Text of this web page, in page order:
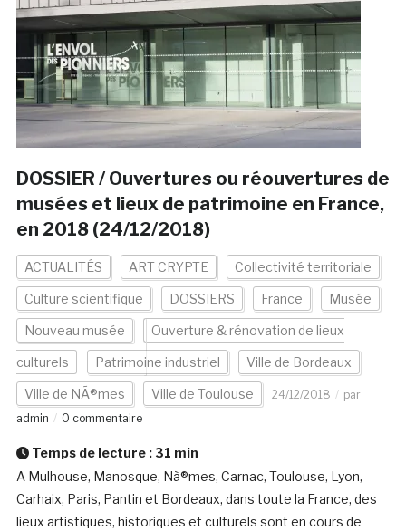
DOSSIER / Ouvertures ou réouvertures de
musées et lieux de patrimoine en France,
en 2018 (24/12/2018)
ACTUALITÉS ART CRYPTE Collectivité territoriale
Culture scientifique DOSSIERS France Musée
Nouveau musée Ouverture & rénovation de lieux
culturels Patrimoine industriel Ville de Bordeaux
Ville de NÃ®mes Ville de Toulouse 24/12/2018
par
admin
0 commentaire
Temps de lecture : 31 min
A Mulhouse, Manosque, Nà®mes, Carnac, Toulouse, Lyon,
Carhaix, Paris, Pantin et Bordeaux, dans toute la France, des
lieux artistiques, historiques et culturels sont en cours de